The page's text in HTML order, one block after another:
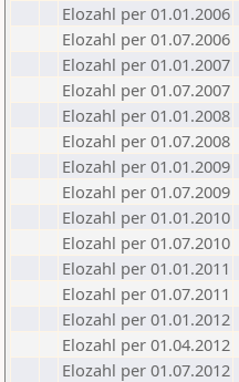
Elozahl per 01.01.2006
Elozahl per 01.07.2006
Elozahl per 01.01.2007
Elozahl per 01.07.2007
Elozahl per 01.01.2008
Elozahl per 01.07.2008
Elozahl per 01.01.2009
Elozahl per 01.07.2009
Elozahl per 01.01.2010
Elozahl per 01.07.2010
Elozahl per 01.01.2011
Elozahl per 01.07.2011
Elozahl per 01.01.2012
Elozahl per 01.04.2012
Elozahl per 01.07.2012